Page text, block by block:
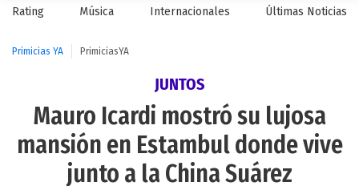
Rating Música Internacionales Últimas Noticias
Primicias YA PrimiciasYA
JUNTOS
Mauro Icardi mostró su lujosa
mansión en Estambul donde vive
junto a la China Suárez